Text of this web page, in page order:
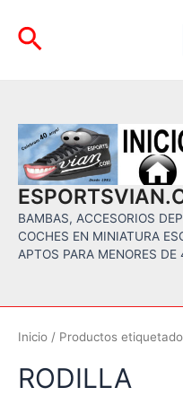
contenido
Buscar
BAMBAS, ACCESORIOS
COCHES EN MINIATURA
APTOS PARA MENORES DE
Inicio / Productos
RODILLA